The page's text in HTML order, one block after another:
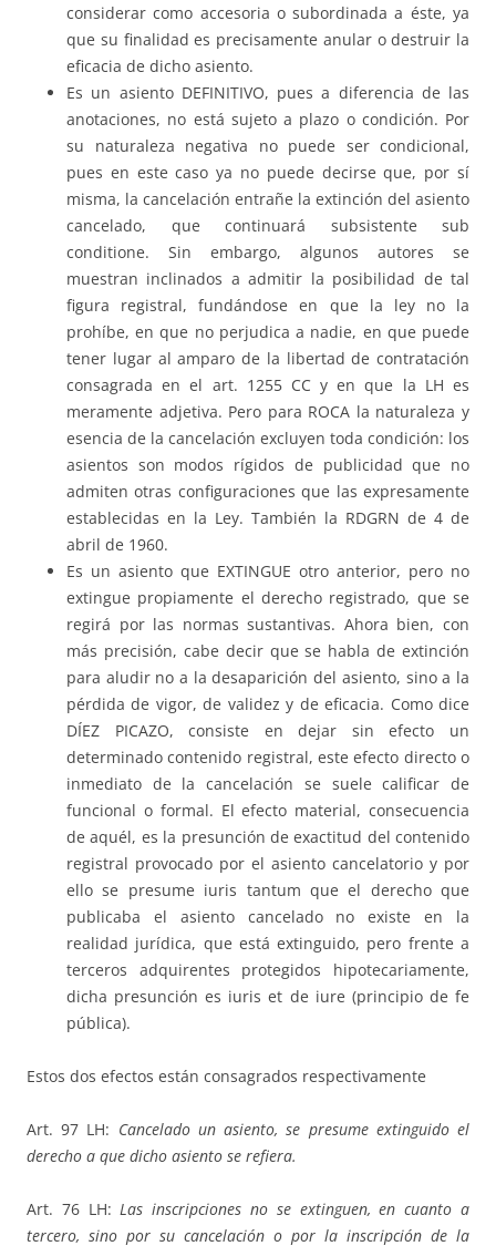
considerar como accesoria o subordinada a éste, ya
que su finalidad es precisamente anular o destruir la
eficacia de dicho asiento.
Es un asiento DEFINITIVO, pues a diferencia de las
anotaciones, no está sujeto a plazo o condición. Por
su naturaleza negativa no puede ser condicional,
pues en este caso ya no puede decirse que, por sí
misma, la cancelación entrañe la extinción del asiento
cancelado, que continuará subsistente sub
conditione. Sin embargo, algunos autores se
muestran inclinados a admitir la posibilidad de tal
figura registral, fundándose en que la ley no la
prohíbe, en que no perjudica a nadie, en que puede
tener lugar al amparo de la libertad de contratación
consagrada en el art. 1255 CC y en que la LH es
meramente adjetiva. Pero para ROCA la naturaleza y
esencia de la cancelación excluyen toda condición: los
asientos son modos rígidos de publicidad que no
admiten otras configuraciones que las expresamente
establecidas en la Ley. También la RDGRN de 4 de
abril de 1960.
Es un asiento que EXTINGUE otro anterior, pero no
extingue propiamente el derecho registrado, que se
regirá por las normas sustantivas. Ahora bien, con
más precisión, cabe decir que se habla de extinción
para aludir no a la desaparición del asiento, sino a la
pérdida de vigor, de validez y de eficacia. Como dice
DÍEZ PICAZO, consiste en dejar sin efecto un
determinado contenido registral, este efecto directo o
inmediato de la cancelación se suele calificar de
funcional o formal. El efecto material, consecuencia
de aquél, es la presunción de exactitud del contenido
registral provocado por el asiento cancelatorio y por
ello se presume iuris tantum que el derecho que
publicaba el asiento cancelado no existe en la
realidad jurídica, que está extinguido, pero frente a
terceros adquirentes protegidos hipotecariamente,
dicha presunción es iuris et de iure (principio de fe
pública).
Estos dos efectos están consagrados respectivamente
Art. 97 LH: Cancelado un asiento, se presume extinguido el
derecho a que dicho asiento se refiera.
Art. 76 LH:Las inscripciones no se extinguen, en cuanto a
tercero, sino por su cancelación o por la inscripción de la